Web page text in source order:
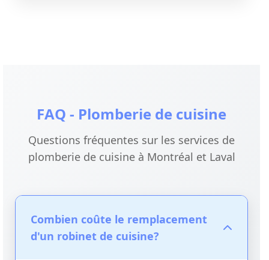
FAQ - Plomberie de cuisine
Questions fréquentes sur les services de
plomberie de cuisine à Montréal et Laval
Combien coûte le remplacement
d'un robinet de cuisine?